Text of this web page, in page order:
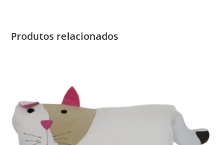
Produtos relacionados